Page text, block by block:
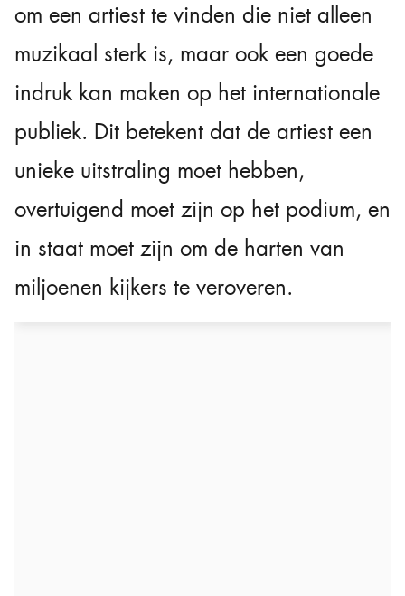
om een artiest te vinden die niet alleen
muzikaal sterk is, maar ook een goede
indruk kan maken op het internationale
publiek. Dit betekent dat de artiest een
unieke uitstraling moet hebben,
overtuigend moet zijn op het podium, en
in staat moet zijn om de harten van
miljoenen kijkers te veroveren.